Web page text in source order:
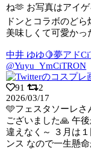
ね🫶 お写真はアイ
ドンとコラボのど
美味しくて可愛かっ
中井 ゆゆ🍋夢アド
@Yuyu_YmCiTRON
91
2
2026/03/17
🩵フェスタソーレさ
ございました🙏 午
違えなく～ ３月は
ンス なので一生懸